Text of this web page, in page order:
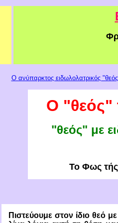
Ο ανύπαρκτος ειδωλολατρικός
Ο "θεός"
"θεός" με
Το Φως τής
Πιστεύουμε στον ίδιο θεό